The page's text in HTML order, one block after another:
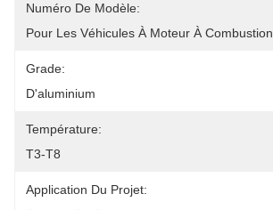
Numéro De Modèle:
Pour Les Véhicules À Moteur À Combustion
Grade:
D'aluminium
Température:
T3-T8
Application Du Projet: